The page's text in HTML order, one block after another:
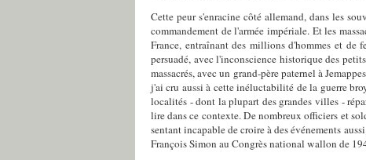
Cette peur s'enracine côté allemand, dans les
commandement de l'armée impériale. Et les
France, entraînant des millions d'hommes et de
persuadé, avec l'inconscience historique des
massacrés, avec un grand-père paternel à
j'ai cru aussi à cette inéluctabilité de la guerre
localités - dont la plupart des grandes villes -
lire dans ce contexte. De nombreux officiers et
sentant incapable de croire à des événements
François Simon au Congrès national wallon de